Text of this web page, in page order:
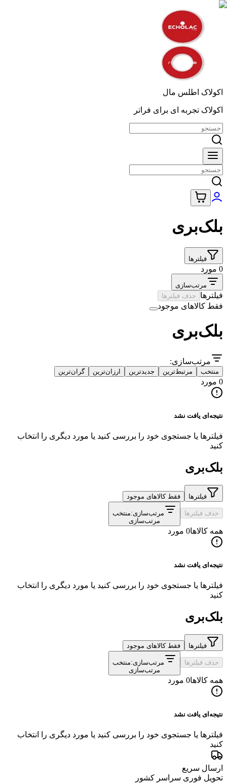
اکولاک اطلس مال
اکولاک تجربه ای برای فراتر
بلک‌بری
فیلترها
0 مورد
مرتب‌سازی
فیلترها حذف فیلترها
فقط کالاهای موجود
بلک‌بری
مرتب‌سازی:
منتخب مرتبط‌ترین جدیدترین ارزان‌ترین گران‌ترین
0 مورد
نتیجه‌ای یافت نشد
فیلترها یا جستجوی خود را بررسی کنید یا مورد دیگری را انتخاب
کنید
بلک‌بری
فیلترها فقط کالاهای موجود
حذف فیلترها مرتب‌سازی:منتخب
مرتب‌سازی
همه کالاها0 مورد
نتیجه‌ای یافت نشد
فیلترها یا جستجوی خود را بررسی کنید یا مورد دیگری را انتخاب
کنید
بلک‌بری
فیلترها فقط کالاهای موجود
حذف فیلترها مرتب‌سازی:منتخب
مرتب‌سازی
همه کالاها0 مورد
نتیجه‌ای یافت نشد
فیلترها یا جستجوی خود را بررسی کنید یا مورد دیگری را انتخاب
کنید
ارسال سریع
تحویل فوری سراسر کشور